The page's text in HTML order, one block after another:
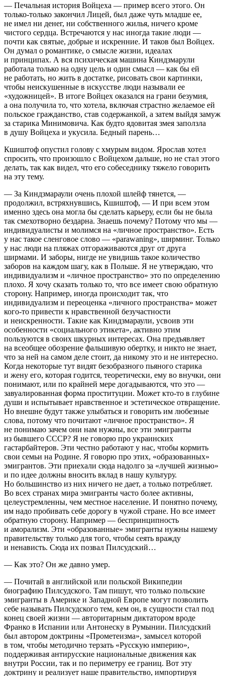
— Печальная история Войцеха — пример всего этого. Он
только-только закончил Лицей, был даже чуть младше ее,
не имел ни денег, ни собственного жилья, ничего кроме
чистого сердца. Встречаются у нас иногда такие люди —
почти как святые, добрые и искренние. И таков был Войцех.
Он думал о романтике, о смысле жизни, идеалах
и принципах. А вся психическая машина Киндзмарули
работала только на одну цель и один смысл — как бы ей
не работать, но жить в достатке, рисовать свои картинки,
чтобы неискушенные в искусстве люди называли ее
«художницей». В итоге Войцех оказался на грани безумия,
а она получила то, что хотела, включая страстно желаемое ей
польское гражданство, став содержанкой, а затем выйдя замуж
за старика Минимовича. Как будто ядовитая змея заползла
в душу Войцеха и укусила. Бедный парень…
Кшиштоф опустил голову с хмурым видом. Ярослав хотел
спросить, что произошло с Войцехом дальше, но не стал этого
делать, так как видел, что его собеседнику тяжело говорить
на эту тему.
— За Киндзмараули очень плохой шлейф тянется, —
продолжил, встряхнувшись, Кшиштоф, — И при всем этом
именно здесь она могла бы сделать карьеру, если бы не была
так смехотворно бездарна. Знаешь почему? Потому что мы —
индивидуалисты и молимся на «личное пространство». Есть
у нас такое сленговое слово — «parawaning», ширминг. Только
у нас люди на пляжах отгораживаются друг от друга
ширмами. И заборы, нигде не увидишь такое количество
заборов на каждом шагу, как в Польше. Я не утверждаю, что
индивидуализм и «личное пространство» это по определению
плохо. Я хочу сказать только то, что все имеет свою обратную
сторону. Например, иногда происходит так, что
индивидуализм и переоценка «личного пространства» может
кого-то привести к нравственной безучастности
и неискренности. Такие как Киндзмараули, усвоив эти
особенности «социального этикета», активно этим
пользуются в своих шкурных интересах. Она предъявляет
на всеобщее обозрение фальшивую обертку, и никто не знает,
что за ней на самом деле стоит, да никому это и не интересно.
Когда некоторые тут видят безобразного пьяного старика
и жену его, которая годится, теоретически, ему во внучки, они
понимают, или по крайней мере догадываются, что это —
завуалированная форма проституции. Может кто-то в глубине
души и испытывает нравственное и эстетическое отвращение.
Но внешне будут также улыбаться и говорить им любезные
слова, потому что почитают «личное пространство». Я
не понимаю зачем они нам нужны, все эти эмигранты
из бывшего СССР? Я не говорю про украинских
гастарбайтеров. Эти честно работают у нас, чтобы кормить
свои семьи на Родине. Я говорю про этих, «образованных»
эмигрантов. Эти приехали сюда надолго за «лучшей жизнью»
и по идее должны вносить вклад в нашу культуру.
Но большинство из них ничего не дает, а только потребляет.
Во всех странах мира эмигранты часто более активны,
целеустремленны, чем местное население. И понятно почему,
им надо пробивать себе дорогу в чужой стране. Но все имеет
обратную сторону. Например — беспринципность
и аморализм. Эти «образованные» эмигранты нужны нашему
правительству только для того, чтобы сеять вражду
и ненависть. Сюда их позвал Пилсудский…
— Как это? Он же давно умер.
— Почитай в английской или польской Википедии
биографию Пилсудского. Там пишут, что только польские
эмигранты в Америке и Западной Европе могут позволить
себе называть Пилсудского тем, кем он, в сущности стал под
конец своей жизни — авторитарным диктатором вроде
Франко в Испании или Антонеску в Румынии. Пилсудский
был автором доктрины «Прометеизма», замысел которой
в том, чтобы методично терзать «Русскую империю»,
поддерживая антирусские национальные движения как
внутри России, так и по периметру ее границ. Вот эту
доктрину и реализует наше правительство, импортируя